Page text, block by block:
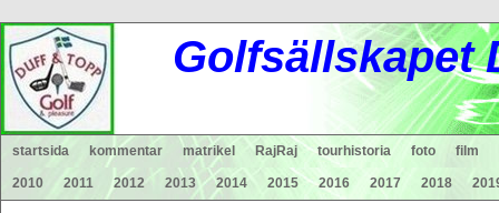
Golfsällskapet
startsida kommentar matrikel RajRaj tourhistoria foto film
2010 2011 2012 2013 2014 2015 2016 2017 2018